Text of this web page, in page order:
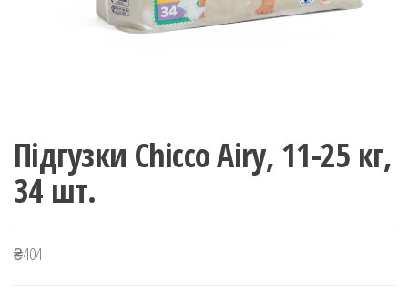
Підгузки Chicco Airy, 11-25 кг,
34 шт.
₴404